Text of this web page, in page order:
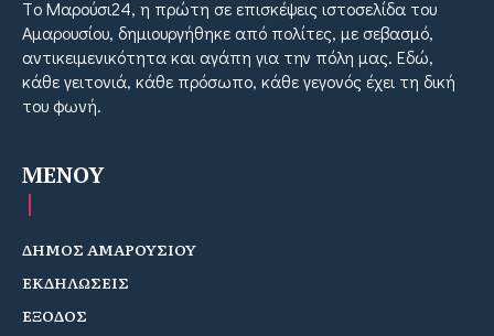
Tο Μαρούσι24, η πρώτη σε επισκέψεις ιστοσελίδα του
Αμαρουσίου, δημιουργήθηκε από πολίτες, με σεβασμό,
αντικειμενικότητα και αγάπη για την πόλη μας. Εδώ,
κάθε γειτονιά, κάθε πρόσωπο, κάθε γεγονός έχει τη δική
του φωνή.
MENOY
ΔΗΜΟΣ ΑΜΑΡΟΥΣΙΟΥ
ΕΚΔΗΛΩΣΕΙΣ
ΕΞΟΔΟΣ